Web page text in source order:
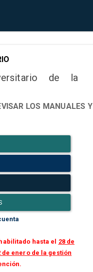
de la
LOS MANUALES Y
habilitado hasta el 28 de
de enero de la gestión